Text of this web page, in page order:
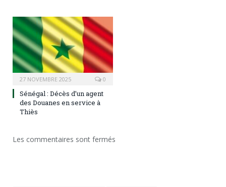
27 NOVEMBRE 2025 0
Sénégal : Décès d’un agent
des Douanes en service à
Thiès
Les commentaires sont fermés